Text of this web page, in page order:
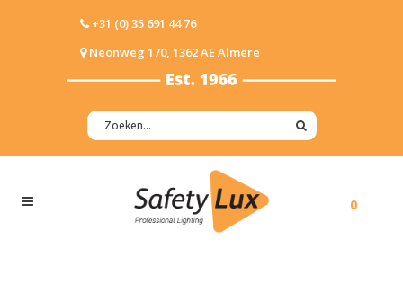
+31 (0) 35 691 44 76
Neonweg 170, 1362 AE Almere
0